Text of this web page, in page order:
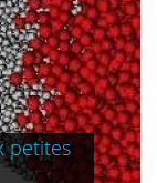
petites